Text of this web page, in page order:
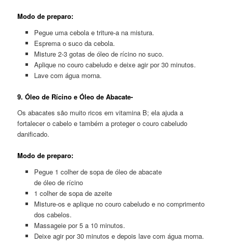
Modo de preparo:
Pegue uma cebola e triture-a na mistura.
Esprema o suco da cebola.
Misture 2-3 gotas de óleo de rícino no suco.
Aplique no couro cabeludo e deixe agir por 30 minutos.
Lave com água morna.
9. Óleo de Rícino e Óleo de Abacate-
Os abacates são muito ricos em vitamina B; ela ajuda a
fortalecer o cabelo e também a proteger o couro cabeludo
danificado.
Modo de preparo:
Pegue 1 colher de sopa de óleo de abacate
de óleo de rícino
1 colher de sopa de azeite
Misture-os e aplique no couro cabeludo e no comprimento
dos cabelos.
Massageie por 5 a 10 minutos.
Deixe agir por 30 minutos e depois lave com água morna.